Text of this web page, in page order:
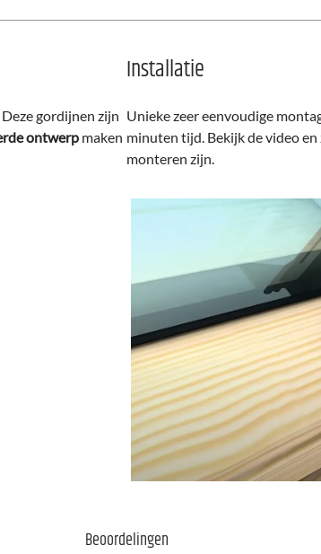
gordijnen zijn
ontwerp maken
Installatie
Unieke zeer eenvoudige
minuten tijd. Bekijk de video
monteren zijn.
Beoordelingen